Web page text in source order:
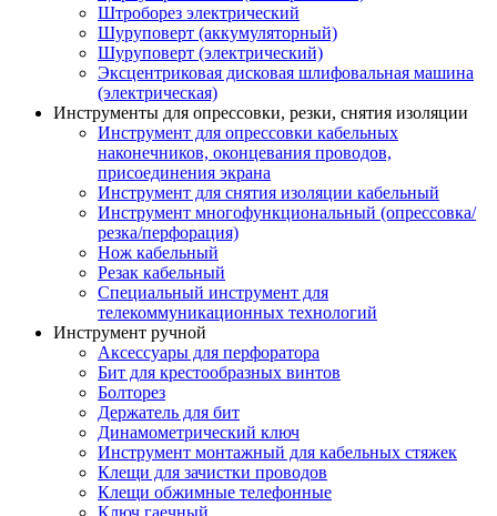
Штроборез электрический
Шуруповерт (аккумуляторный)
Шуруповерт (электрический)
Эксцентриковая дисковая шлифовальная машина
(электрическая)
Инструменты для опрессовки, резки, снятия изоляции
Инструмент для опрессовки кабельных
наконечников, оконцевания проводов,
присоединения экрана
Инструмент для снятия изоляции кабельный
Инструмент многофункциональный (опрессовка/
резка/перфорация)
Нож кабельный
Резак кабельный
Специальный инструмент для
телекоммуникационных технологий
Инструмент ручной
Аксессуары для перфоратора
Бит для крестообразных винтов
Болторез
Держатель для бит
Динамометрический ключ
Инструмент монтажный для кабельных стяжек
Клещи для зачистки проводов
Клещи обжимные телефонные
Ключ гаечный